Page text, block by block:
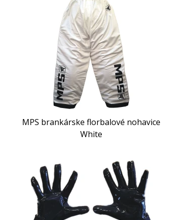
MPS brankárske florbalové nohavice
White